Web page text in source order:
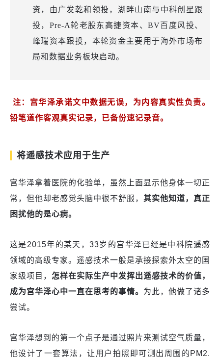
资，由广发乾和领投，湖畔山南与中科创星跟
投，Pre-A轮老股东高捷资本、BV百度风投、
峰瑞资本跟投，本轮资金主要用于海外市场布
局和数据业务板块启动。
注：宫华泽承诺文中数据无误，为内容真实性负责。
铅笔道作客观真实记录，已备份速记录音。
将遥感技术应用于生产
宫华泽拿着医院的化验单，虽然上面显示他身体一切正
常，但他却老感觉头脑中很不舒服， 其实他知道，真正
困扰他的是心病。
这是2015年的某天，33岁的宫华泽已经是中科院遥感
领域的高级专家。遥感技术一般是承接探索外太空的国
家级项目， 怎样在实际生产中发挥出遥感技术的价值，
成为宫华泽心中一直在思考的事情。 为此，他做了诸多
尝试。
宫华泽想到的第一个点子是通过照片来测试空气质量，
他设计了一套算法，让用户拍照即可测出周围的PM2.